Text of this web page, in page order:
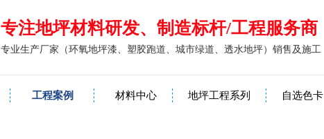
专注地坪材料研发、制造标杆/工程服务商
专业生产厂家（环氧地坪漆、塑胶跑道、城市绿道、透水地坪）销售及施工
工程案例 材料中心 地坪工程系列 自选色卡